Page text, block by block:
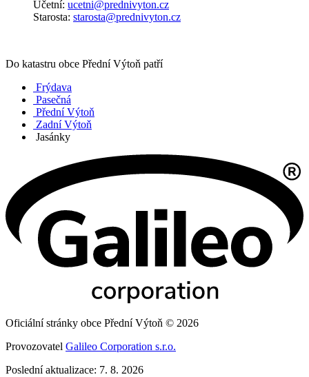
Účetní: ucetni@prednivyton.cz
Starosta: starosta@prednivyton.cz
Do katastru obce Přední Výtoň patří
Frýdava
Pasečná
Přední Výtoň
Zadní Výtoň
Jasánky
Oficiální stránky obce Přední Výtoň © 2026
Provozovatel Galileo Corporation s.r.o.
Poslední aktualizace: 7. 8. 2026